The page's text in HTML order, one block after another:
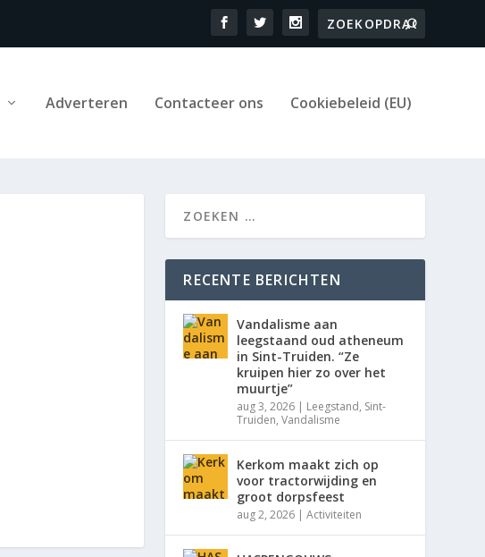
Adverteren Contacteer ons Cookiebeleid (EU)
RECENTE BERICHTEN
Vandalisme aan
leegstaand oud atheneum
in Sint-Truiden. “Ze
kruipen hier zo over het
muurtje”
aug 3, 2026 | Leegstand, Sint-
Truiden,Vandalisme
Kerkom maakt zich op
voor tractorwijding en
groot dorpsfeest
aug 2, 2026 |Activiteiten